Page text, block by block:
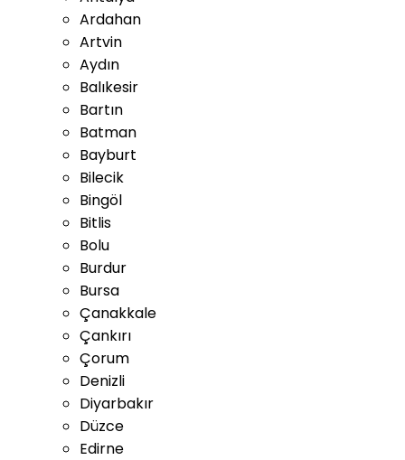
Ardahan
Artvin
Aydın
Balıkesir
Bartın
Batman
Bayburt
Bilecik
Bingöl
Bitlis
Bolu
Burdur
Bursa
Çanakkale
Çankırı
Çorum
Denizli
Diyarbakır
Düzce
Edirne